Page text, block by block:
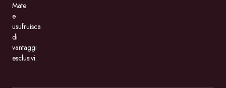
Mate
e
usufruisca
di
vantaggi
esclusivi.